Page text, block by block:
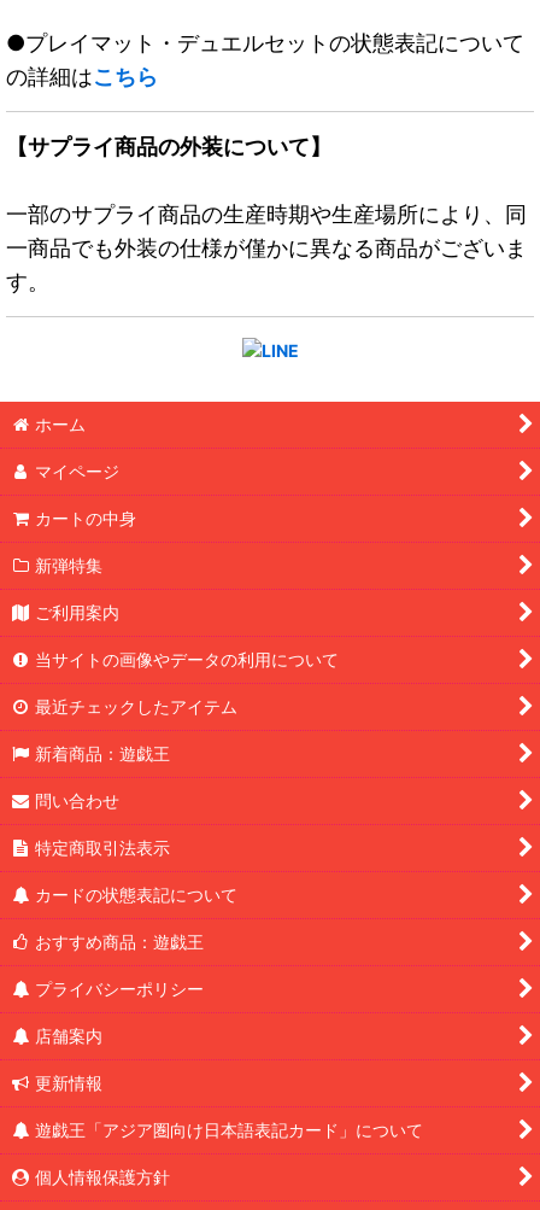
●プレイマット・デュエルセットの状態表記について
の詳細はこちら
【サプライ商品の外装について】
一部のサプライ商品の生産時期や生産場所により、同
一商品でも外装の仕様が僅かに異なる商品がございま
す。
ホーム
マイページ
カートの中身
新弾特集
ご利用案内
当サイトの画像やデータの利用について
最近チェックしたアイテム
新着商品：遊戯王
問い合わせ
特定商取引法表示
カードの状態表記について
おすすめ商品：遊戯王
プライバシーポリシー
店舗案内
更新情報
遊戯王「アジア圏向け日本語表記カード」について
個人情報保護方針